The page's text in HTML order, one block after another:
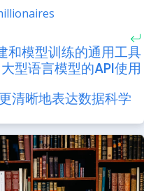
和模型训练的通用工具
型语言模型的API使用
清晰地表达数据科学